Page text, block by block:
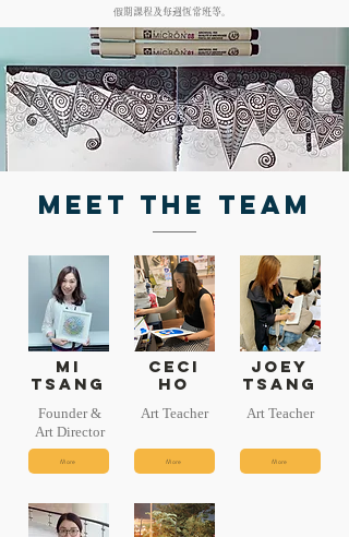
假期課程及每週恆常班等。
Meet the Team
Mi
Tsang
More
Ceci
Ho
More
Joey
Tsang
More
Founder &
Art Director
Art Teacher Art Teacher